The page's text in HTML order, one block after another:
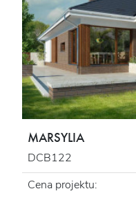
MARSYLIA
DCB122
Cena projektu: